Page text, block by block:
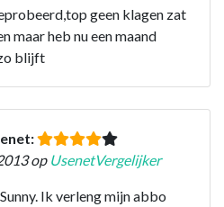
geen klagen zat
maar heb nu een maand
blijft
op UsenetVergelijker
Ik verleng mijn abbo